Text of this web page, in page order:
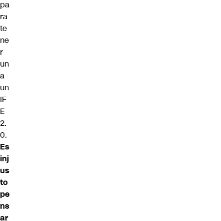
pa
ra
te
ne
r
un
a
un
IF
E
2.
0.
Es
inj
us
to
pe
ns
ar